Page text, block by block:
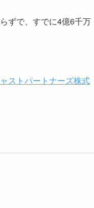
ずで、すでに4億6千万
ストパートナーズ株式